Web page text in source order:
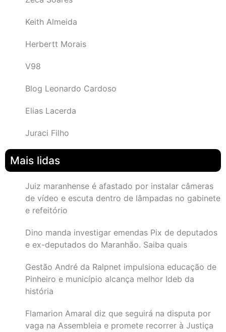
Keith Almeida
Herbertt Morais
V98
Blog Leonardo Cardoso
Elias Lacerda
Juraci Filho
Mais lidas
Juiz maranhense é afastado por instalar câmeras
de vídeo e escuta dentro de lâmpadas no gabinete
e refeitório
Dino manda investigar emendas Pix de deputados
e ex-deputados do Maranhão. Saiba quais
Gestão André da Ralpnet impulsiona educação de
Pinheiro e município alcança melhor Ideb da
história
Flamarion Amaral diz que seguirá na disputa por
vaga na Assembleia e promete recorrer à Justiça